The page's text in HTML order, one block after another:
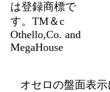
は登録商標で
す。TM＆c
Othello,Co. and
MegaHouse
オセロの盤面表示